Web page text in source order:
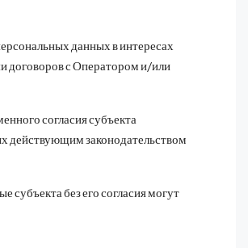
данных в интересах
договоров с Оператором и/или
согласия субъекта
действующим законодательством
без его согласия могут